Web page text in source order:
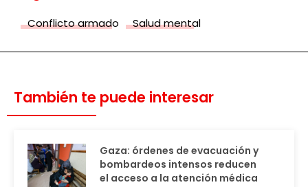
Conflicto armado Salud mental
También te puede interesar
Gaza: órdenes de evacuación y
bombardeos intensos reducen
el acceso a la atención médica